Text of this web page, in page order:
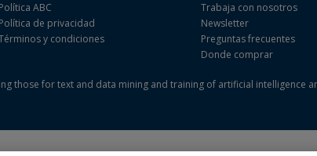
Política ABC
Política de privacidad
y condiciones
Trabaja con nosotros
Newsletter
Preguntas frecuentes
Donde comprar
those for text and data mining and training of artificial intelligence